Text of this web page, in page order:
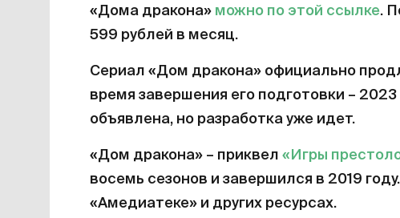
«Дома дракона» можно по этой ссылке.
599 рублей в месяц.
Сериал «Дом дракона» официально
время завершения его подготовки –
объявлена, но разработка уже идет.
«Дом дракона» – приквел «Игры
восемь сезонов и завершился в 2019
«Амедиатеке» и других ресурсах.